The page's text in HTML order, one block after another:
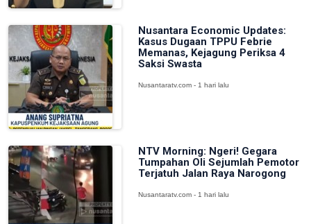
Nusantara Economic Updates:
Kasus Dugaan TPPU Febrie
Memanas, Kejagung Periksa 4
Saksi Swasta
Nusantaratv.com - 1 hari lalu
NTV Morning: Ngeri! Gegara
Tumpahan Oli Sejumlah Pemotor
Terjatuh Jalan Raya Narogong
Nusantaratv.com - 1 hari lalu